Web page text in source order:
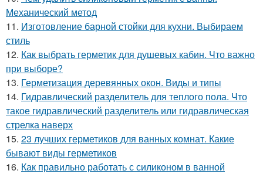
Механический метод
11. Изготовление барной стойки для кухни. Выбираем
стиль
12. Как выбрать герметик для душевых кабин. Что важно
при выборе?
13. Герметизация деревянных окон. Виды и типы
14. Гидравлический разделитель для теплого пола. Что
такое гидравлический разделитель или гидравлическая
стрелка наверх
15. 23 лучших герметиков для ванных комнат. Какие
бывают виды герметиков
16. Как правильно работать с силиконом в ванной